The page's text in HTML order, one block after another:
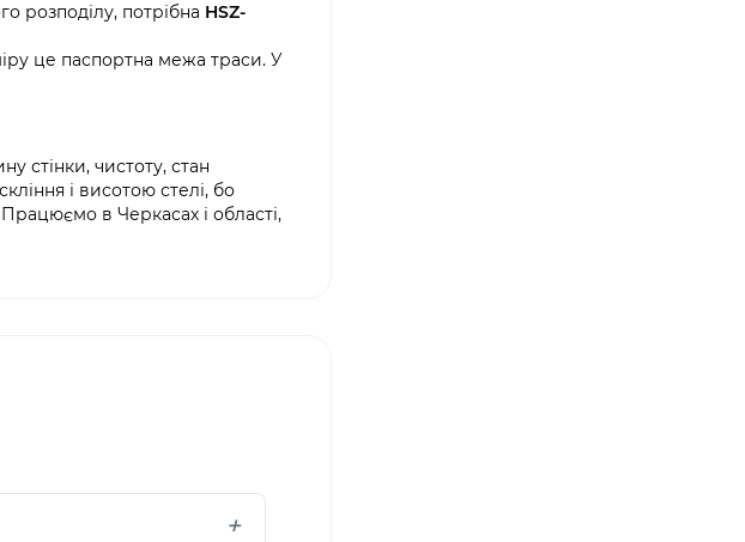
розподілу, потрібна HSZ-
це паспортна межа траси. У
стінки, чистоту, стан
і висотою стелі, бо
в Черкасах і області,